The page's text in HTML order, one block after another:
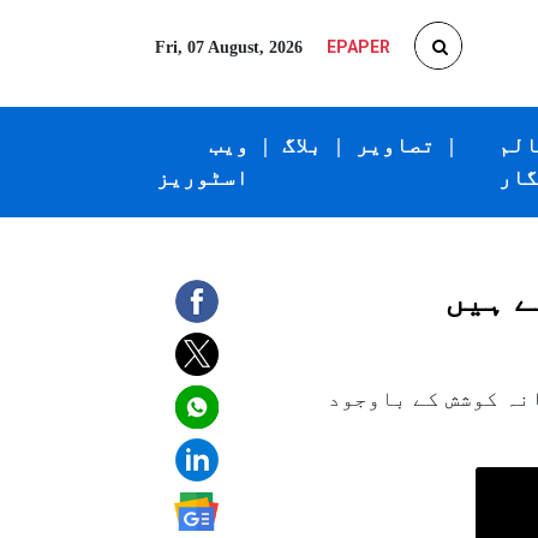
Fri, 07 August, 2026 EPAPER
ویب
اسٹوریز
| بلاگ | تصاویر |
ہیں
کوشش کے باوجود